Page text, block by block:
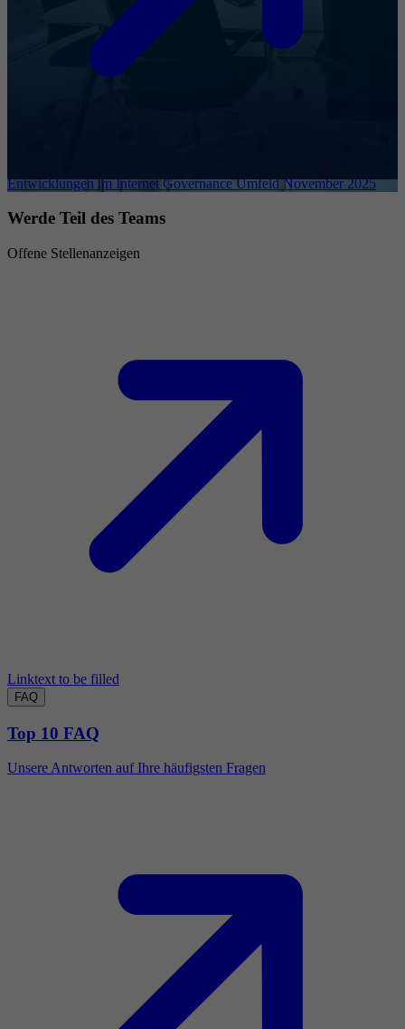
Entwicklungen im Internet Governance Umfeld November 2025
Werde Teil des Teams
Offene Stellenanzeigen
Linktext to be filled
FAQ
Top 10 FAQ
Unsere Antworten auf Ihre häufigsten Fragen